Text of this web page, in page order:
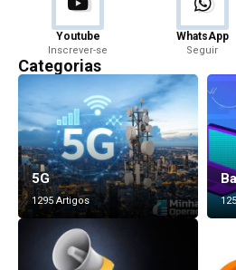
Youtube
Inscrever-se
WhatsApp
Seguir
Categorias
5G
1295 Artigos